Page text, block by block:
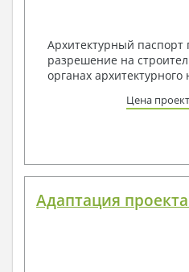
Архитектурный паспорт
разрешение на
органах архитектурного
Цена
Адаптация